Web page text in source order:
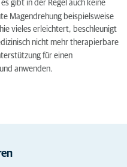
gibt in der Regel auch keine
Magendrehung beispielsweise
vieles erleichtert, beschleunigt
nicht mehr therapierbare
für einen
anwenden.